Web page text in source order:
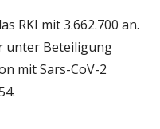
RKI mit 3.662.700 an.
unter Beteiligung
mit Sars-CoV-2